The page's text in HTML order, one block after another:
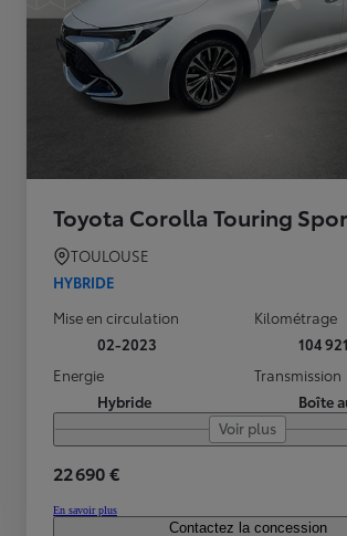
Toyota Corolla Touring
TOULOUSE
HYBRIDE
Mise en circulation
02-2023
Kilométrage
104
Energie
Hybride
Transmission
Boîte
Voir plus
22 690 €
En savoir plus
Contactez la concession